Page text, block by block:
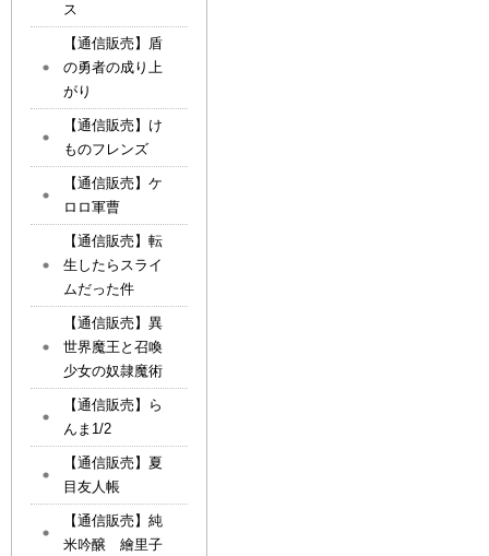
ス
【通信販売】盾
の勇者の成り上
がり
【通信販売】け
ものフレンズ
【通信販売】ケ
ロロ軍曹
【通信販売】転
生したらスライ
ムだった件
【通信販売】異
世界魔王と召喚
少女の奴隷魔術
【通信販売】ら
んま1/2
【通信販売】夏
目友人帳
【通信販売】純
米吟醸 繪里子